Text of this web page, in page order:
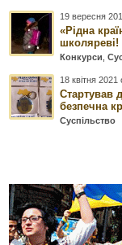
19 вересня
«Рідна
школяреві!
Конкурси ,
18 квітня 2021
Стартував
безпечна
Суспільство